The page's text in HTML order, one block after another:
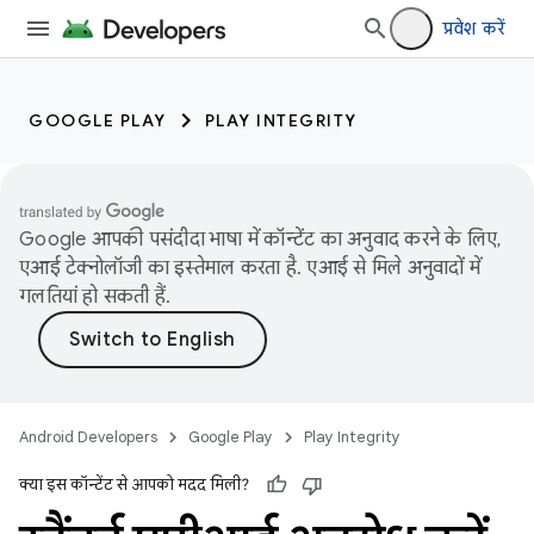
प्रवेश करें
GOOGLE PLAY PLAY INTEGRITY
Google आपकी पसंदीदा भाषा में कॉन्टेंट का अनुवाद करने के लिए,
एआई टेक्नोलॉजी का इस्तेमाल करता है. एआई से मिले अनुवादों में
गलतियां हो सकती हैं.
Android Developers Google Play Play Integrity
क्या इस कॉन्टेंट से आपको मदद मिली?